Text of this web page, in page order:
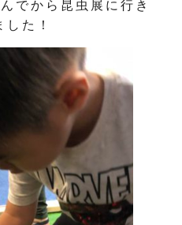
でから昆虫展に行き
た！